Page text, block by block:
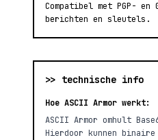
Compatibel met PGP-
berichten en sleutels.
>> technische info
Hoe ASCII Armor werkt:
ASCII Armor omhult
Hierdoor kunnen